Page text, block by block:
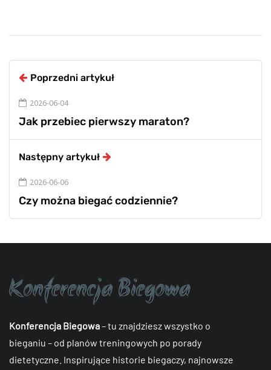
Poprzedni artykuł
2026-06-04
Jak przebiec pierwszy maraton?
Następny artykuł
2026-06-06
Czy można biegać codziennie?
Konferencja Biegowa– tu znajdziesz wszystko o
bieganiu – od planów treningowych po porady
dietetyczne. Inspirujące historie biegaczy, najnowsze